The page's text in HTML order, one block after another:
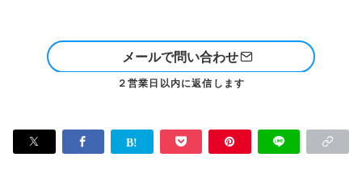
メールで問い合わせ
２営業日以内に返信します